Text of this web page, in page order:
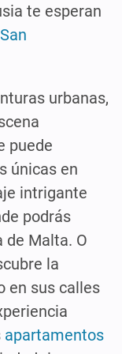
te esperan
urbanas,
puede
únicas en
intrigante
podrás
de Malta. O
la
en sus calles
apartamentos